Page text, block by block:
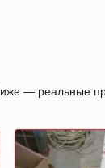
— реальные